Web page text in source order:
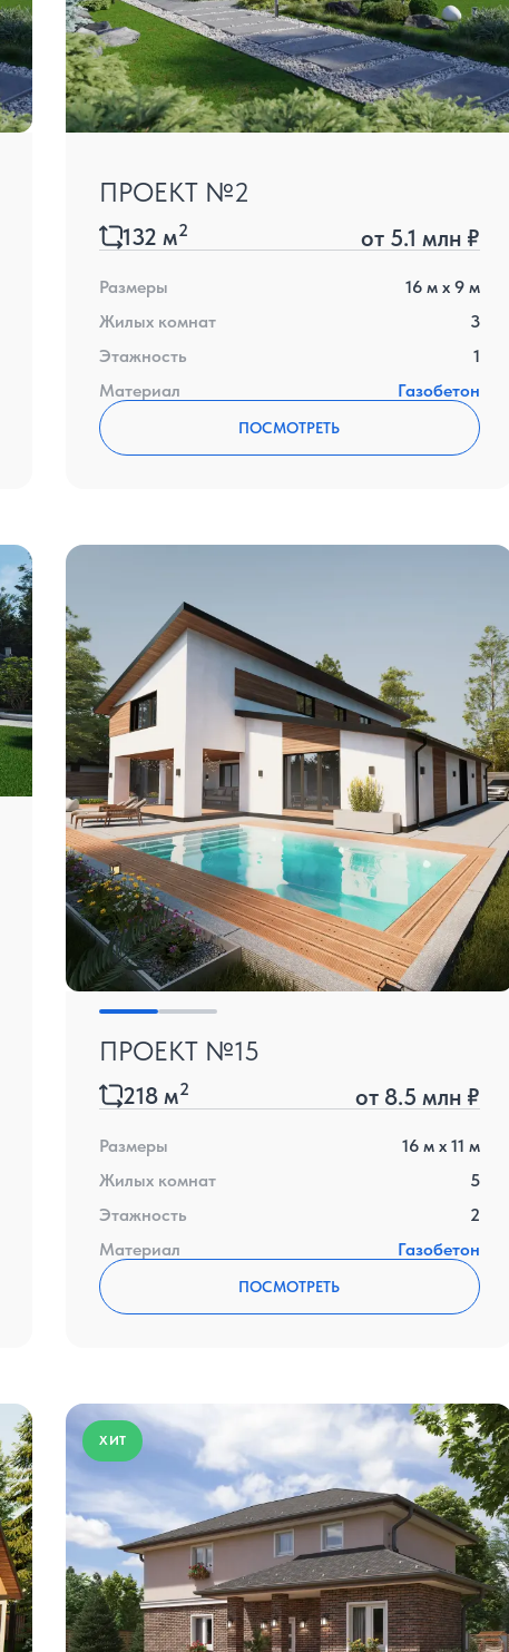
ПРОЕКТ №2
132 м2 от 5.1 млн ₽
Размеры 16м x 9м
Жилых комнат
3
Этажность
1
Материал
Газобетон
ПОСМОТРЕТЬ
ПРОЕКТ №15
218 м2 от 8.5 млн ₽
Размеры 16м x 11 м
Жилых комнат
5
Этажность
2
Материал
Газобетон
ПОСМОТРЕТЬ
ХИТ